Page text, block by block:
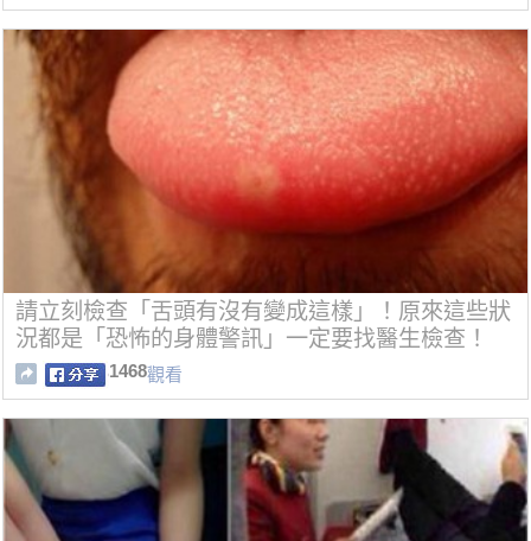
請立刻檢查「舌頭有沒有變成這樣」！原來這些狀
況都是「恐怖的身體警訊」一定要找醫生檢查！
1468觀看